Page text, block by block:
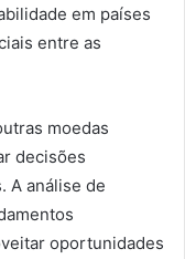
em países
entre as
moedas
decisões
A análise de
oportunidades